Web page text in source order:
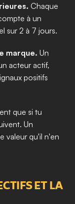
Chaque
à un
sur 2 à 7 jours.
marque. Un
acteur actif,
positifs
que si tu
Un
valeur qu'il n'en
ET LA